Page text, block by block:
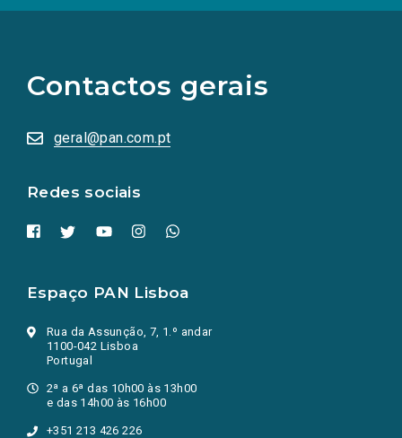
Contactos gerais
geral@pan.com.pt
Redes sociais
redes
sociais
numa
nova
Espaço PAN Lisboa
Rua da Assunção, 7, 1.º andar
1100-042 Lisboa
Portugal
2ª a 6ª das 10h00 às 13h00
e das 14h00 às 16h00
+351 213 426 226